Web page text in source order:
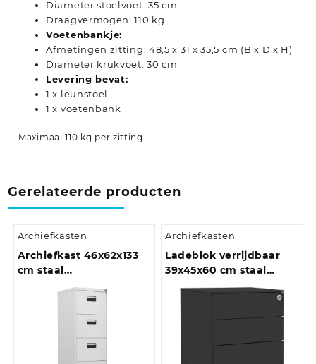
Diameter stoelvoet: 35 cm
Draagvermogen: 110 kg
Voetenbankje:
Afmetingen zitting: 48,5 x 31 x 35,5 cm (B x D x H)
Diameter krukvoet: 30 cm
Levering bevat:
1 x leunstoel
1 x voetenbank
Maximaal 110 kg per zitting.
Gerelateerde producten
Archiefkasten
Archiefkast 46x62x133
cm staal
antracietkleurig
Archiefkasten
Ladeblok verrijdbaar
39x45x60 cm staal
antracietkleurig